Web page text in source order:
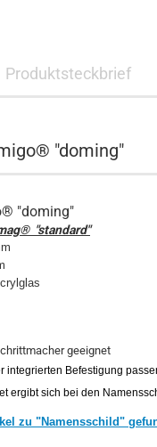
Produktsteckbrief
"doming"
"doming"
"standard"
geeignet
integrierten Befestigung
ergibt sich bei den
zu "Namensschild"